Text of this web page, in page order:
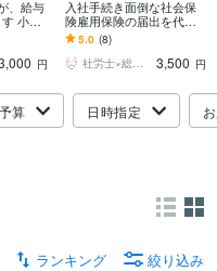
、給与
小規
主向
〜
円
入社手続き面倒な社会保
険雇用保険の届出を代行
します 面倒な役所への手
続きは、プロの社労士に
丸投げしてください！
5.0 (8)
社労士×総務代行
3,500 円
予算 日時指定
ランキング 絞り込み